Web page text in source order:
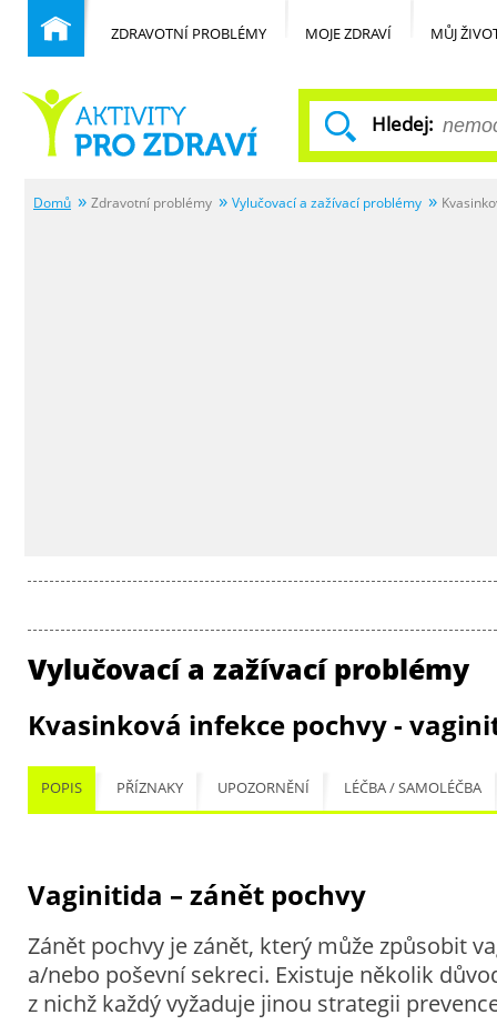
ZDRAVOTNÍ PROBLÉMY MOJE ZDRAVÍ MŮJ
Hledej:
Domů Zdravotní problémy Vylučovací a zažívací problémy
Vylučovací a zažívací problémy
Kvasinková infekce pochvy -
POPIS PŘÍZNAKY UPOZORNĚNÍ LÉČBA / SAMOLÉČBA
Vaginitida – zánět pochvy
Zánět pochvy je zánět, který může způsobit
a/nebo poševní sekreci. Existuje několik
z nichž každý vyžaduje jinou strategii